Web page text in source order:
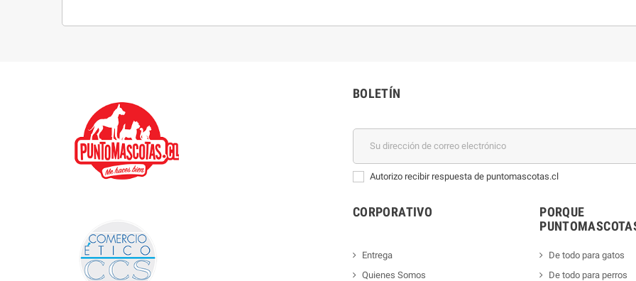
BOLETÍN
Autorizo recibir respuesta de puntomascotas.cl
CORPORATIVO
Entrega
Quienes Somos
PORQUE
De todo para gatos
De todo para perros